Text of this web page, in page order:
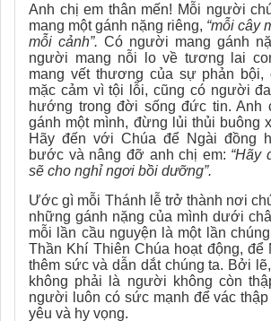
Anh chị em thân mến! Mỗi người
mang một gánh nặng riêng, “mỗi cây
mỗi cảnh”. Có người mang gánh
người mang nỗi lo về tương lai
mang vết thương của sự phản bội,
mặc cảm vì tội lỗi, cũng có người
hướng trong đời sống đức tin. Anh
gánh một mình, đừng lủi thủi buông
Hãy đến với Chúa để Ngài đồng
bước và nâng đỡ anh chị em: “Hãy
sẽ cho nghỉ ngơi bồi dưỡng”.
Ước gì mỗi Thánh lễ trở thành nơi
những gánh nặng của mình dưới
mỗi lần cầu nguyện là một lần
Thần Khí Thiên Chúa hoạt động, để
thêm sức và dẫn dắt chúng ta. Bởi
không phải là người không còn
người luôn có sức mạnh để vác
yêu và hy vọng.